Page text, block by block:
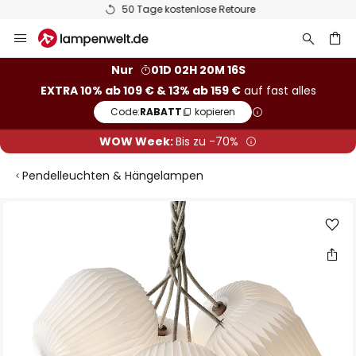
50 Tage kostenlose Retoure
Inhalt
Nur
01D 02H 20M 15S
EXTRA 10% ab 109 € & 13% ab 159 €auf fast alles
Code:RABATT kopieren
WOW Week:Bis zu -70%
Pendelleuchten & Hängelampen